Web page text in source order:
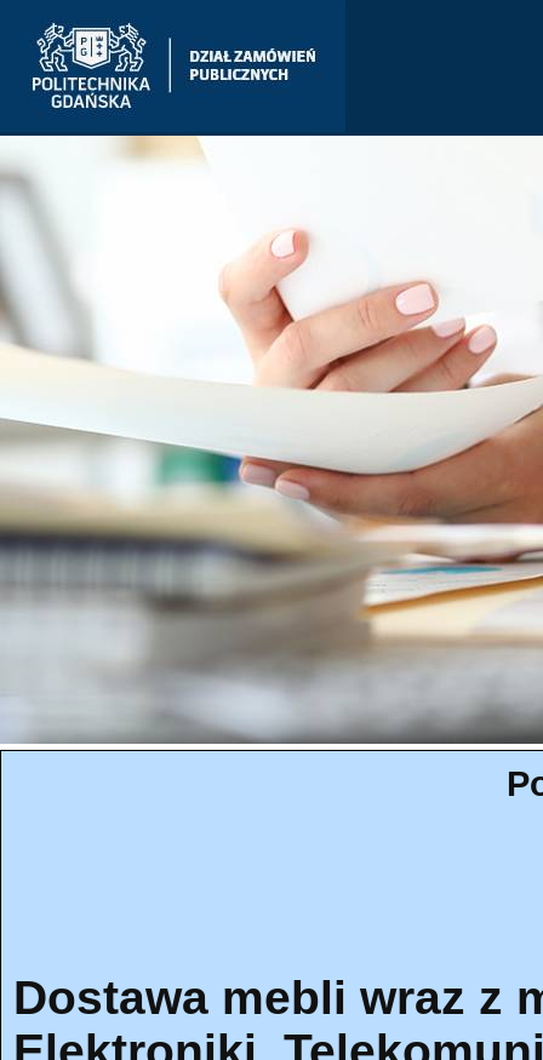
Dostawa mebli wraz z